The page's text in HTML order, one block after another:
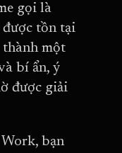
gọi là
được tồn tại
thành một
bí ẩn, ý
được giải
bạn